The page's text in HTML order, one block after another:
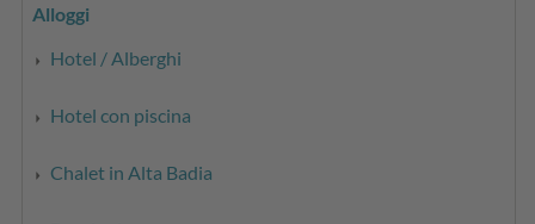
Alloggi
Hotel / Alberghi
Hotel con piscina
Chalet in Alta Badia